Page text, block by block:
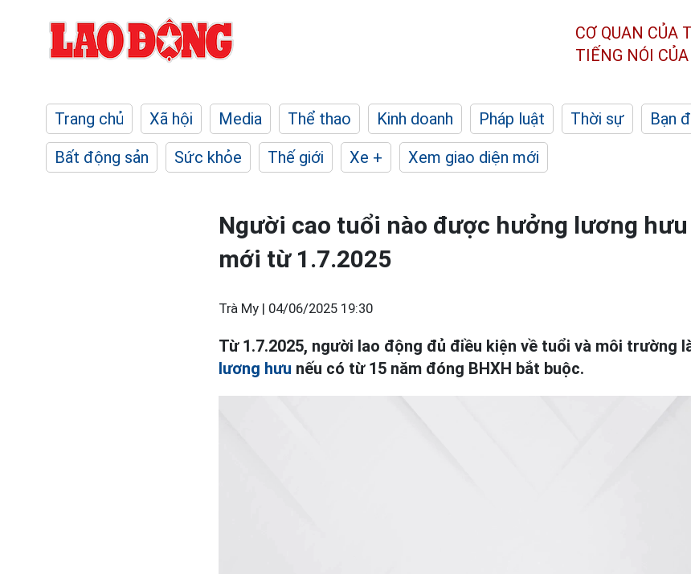
CƠ QUAN CỦA
TIẾNG NÓI
Trang chủ Xã hội Media Thể thao Kinh doanh Pháp luật Thời sự Bạn
Bất động sản
Sức khỏe Thế giới Xe + Xem giao diện mới
Người cao tuổi nào được hưởng lương
mới từ 1.7.2025
Trà My | 04/06/2025 19:30
Từ 1.7.2025, người lao động đủ điều kiện về tuổi và môi trường
lương hưu nếu có từ 15 năm đóng BHXH bắt buộc.